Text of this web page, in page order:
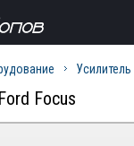
Усилитель
Focus